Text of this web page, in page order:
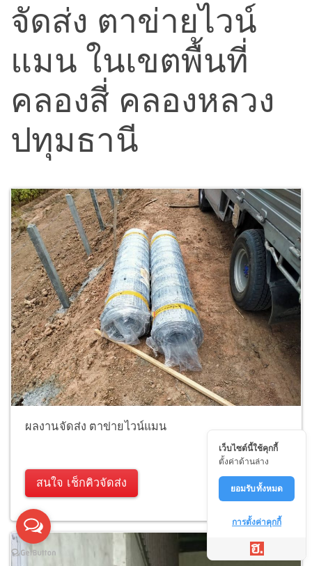
จัดส่ง ตาข่ายไวน์
แมน ในเขตพื้นที่
คลองสี่ คลองหลวง
ปทุมธานี
ผลงานจัดส่ง ตาข่ายไวน์แมน
สนใจ เช็กคิวจัดส่ง
เว็บไซต์นี้ใช้คุกกี้
ตั้งค่าด้านล่าง
ยอมรับทั้งหมด
การตั้งค่าคุกกี้